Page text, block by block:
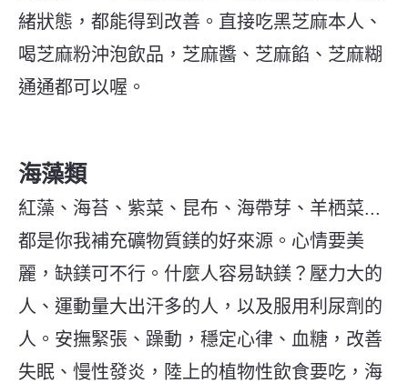
緒狀態，都能得到改善。直接吃黑芝麻本人、
喝芝麻粉沖泡飲品，芝麻醬、芝麻餡、芝麻糊
通通都可以喔。
海藻類
紅藻、海苔、紫菜、昆布、海帶芽、羊栖菜...
都是你我補充礦物質鎂的好來源。心情要美
麗，缺鎂可不行。什麼人容易缺鎂？壓力大的
人、運動量大出汗多的人，以及服用利尿劑的
人。 安撫緊張、躁動，穩定心律、血糖，改善
失眠、慢性發炎，陸上的植物性飲食要吃，海